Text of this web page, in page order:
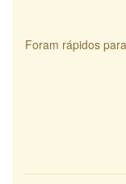
Foram rápidos